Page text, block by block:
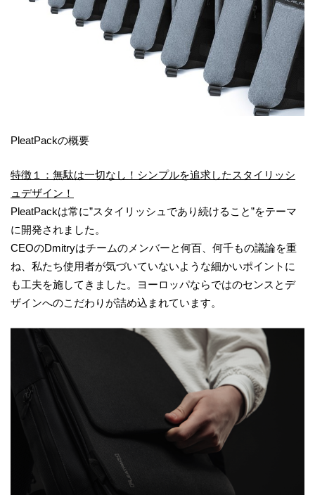
PleatPackの概要
特徴１：無駄は一切なし！シンプルを追求したスタイリッシ
ュデザイン！
PleatPackは常に”スタイリッシュであり続けること”をテーマ
に開発されました。
CEOのDmitryはチームのメンバーと何百、何千もの議論を重
ね、私たち使用者が気づいていないような細かいポイントに
も工夫を施してきました。ヨーロッパならではのセンスとデ
ザインへのこだわりが詰め込まれています。